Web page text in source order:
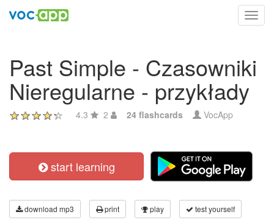
Past Simple - Czasowniki
Nieregularne - przykłady
4.3 2 24 flashcards VocApp
start learning
download mp3 print play test yourself